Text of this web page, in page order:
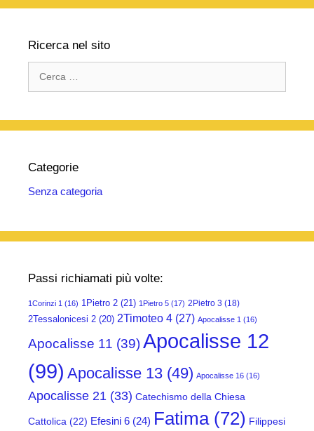
Ricerca nel sito
per:
Categorie
Senza categoria
Passi richiamati più volte:
1Corinzi 1 (16) 1Pietro 2 (21) 1Pietro 5 (17) 2Pietro 3 (18)
2Tessalonicesi 2 (20) 2Timoteo 4 (27) Apocalisse 1 (16)
Apocalisse 11 (39)Apocalisse 12
(99) Apocalisse 13 (49) Apocalisse 16 (16)
Apocalisse 21 (33) Catechismo della Chiesa
Cattolica (22) Efesini 6 (24) Fatima(72) Filippesi